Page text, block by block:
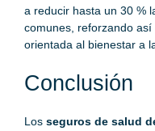
a reducir hasta un 30 %
comunes, reforzando
orientada al bienestar a
Conclusión
Los seguros de salud